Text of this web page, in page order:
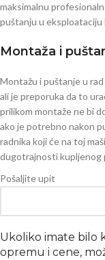
maksimalnu
puštanju u eksploataciju
Montaža i
Montažu i puštanje u
ali je preporuka da to
prilikom montaže ne bi
ako je potrebno nakon
radnika koji će na toj
dugotrajnosti kupljenog
Pošaljite upit
Ukoliko imate bilo
opremu i cene,